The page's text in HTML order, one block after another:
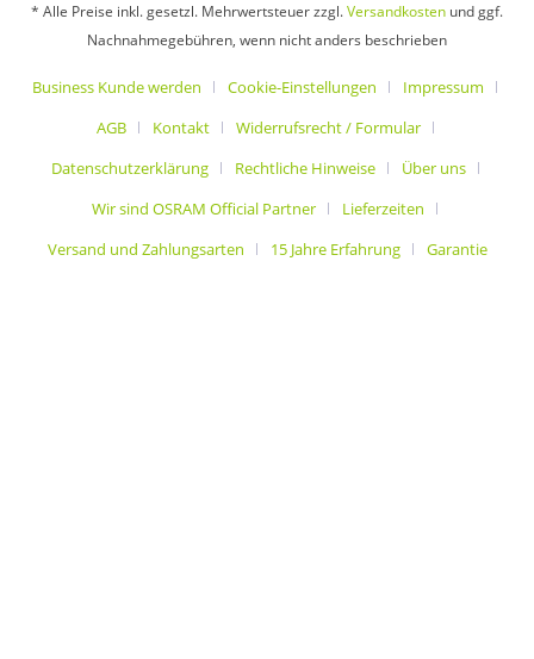
* Alle Preise inkl. gesetzl. Mehrwertsteuer zzgl.Versandkosten und ggf.
Nachnahmegebühren, wenn nicht anders beschrieben
Business Kunde werden Cookie-Einstellungen
Impressum
AGB
Kontakt
Widerrufsrecht / Formular
Datenschutzerklärung
Rechtliche Hinweise
Über uns
Wir sind OSRAM Official Partner
Lieferzeiten
Versand und Zahlungsarten
15 Jahre Erfahrung Garantie